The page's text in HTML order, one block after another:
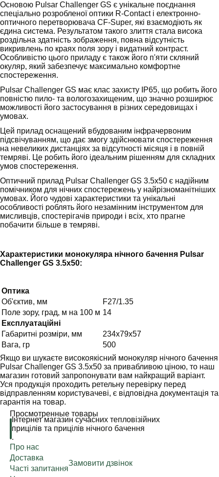
Основою Pulsar Challenger GS є унікальне поєднання
спеціально розробленої оптики R-Contact і електронно-
оптичного перетворювача CF-Super, які взаємодіють як
єдина система. Результатом такого злиття стала висока
роздільна здатність зображення, повна відсутність
викривлень по краях поля зору і видатний контраст.
Особливістю цього приладу є також його п'яти скляний
окуляр, який забезпечує максимально комфортне
спостереження.
Pulsar Challenger GS має клас захисту IP65, що робить його
повністю пило- та вологозахищеним, що значно розширює
можливості його застосування в різних середовищах і
умовах.
Цей прилад оснащений вбудованим інфрачервоним
підсвічуванням, що дає змогу здійснювати спостереження
на невеликих дистанціях за відсутності місяця і в повній
темряві. Це робить його ідеальним рішенням для складних
умов спостереження.
Оптичний прилад Pulsar Challenger GS 3.5x50 є надійним
помічником для нічних спостережень у найрізноманітніших
умовах. Його чудові характеристики та унікальні
особливості роблять його незамінним інструментом для
мисливців, спостерігачів природи і всіх, хто прагне
побачити більше в темряві.
Характеристики монокуляра нічного бачення Pulsar
Challenger GS 3.5x50:
Оптика
Об'єктив, мм
F27/1.35
Поле зору, град, м на 100 м 14
Експлуатаційні
Габаритні розміри, мм
234x79x57
Вага, гр
500
Якщо ви шукаєте високоякісний монокуляр нічного бачення
Pulsar Challenger GS 3.5x50 за привабливою ціною, то наш
магазин готовий запропонувати вам найкращий варіант.
Уся продукція проходить ретельну перевірку перед
відправленням користувачеві, є відповідна документація та
гарантія на товар.
Просмотренные товары
Інтернет магазин сучасних тепловізійних
прицілів та прицілів нічного бачення
.
Про нас
Доставка
Часті запитання
Замовити дзвінок